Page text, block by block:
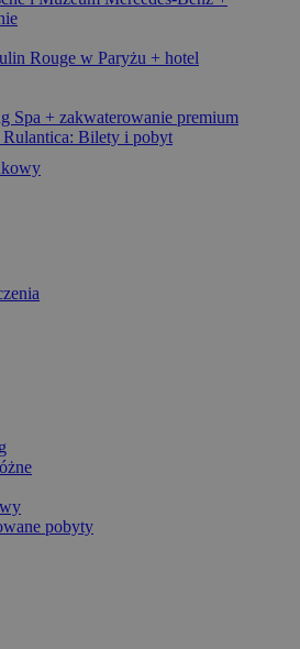
Rouge w Paryżu + hotel
Spa + zakwaterowanie premium
Bilety i pobyt
pobyty